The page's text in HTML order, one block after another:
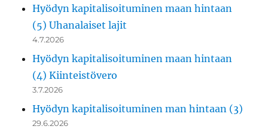
Hyödyn kapitalisoituminen maan hintaan
(5) Uhanalaiset lajit
4.7.2026
Hyödyn kapitalisoituminen maan hintaan
(4) Kiinteistövero
3.7.2026
Hyödyn kapitalisoituminen man hintaan (3)
29.6.2026